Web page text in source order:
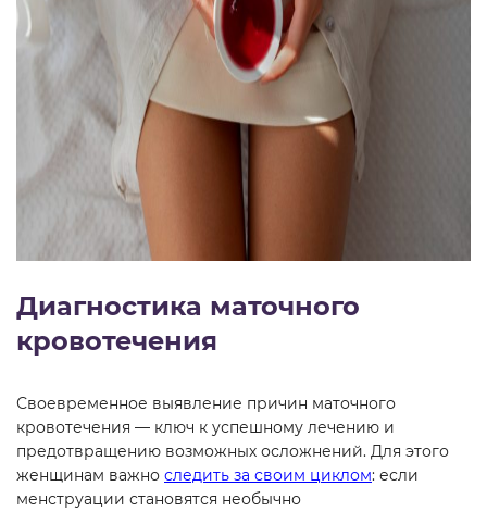
Диагностика маточного
кровотечения
Своевременное выявление причин маточного
кровотечения — ключ к успешному лечению и
предотвращению возможных осложнений. Для этого
женщинам важно следить за своим циклом: если
менструации становятся необычно